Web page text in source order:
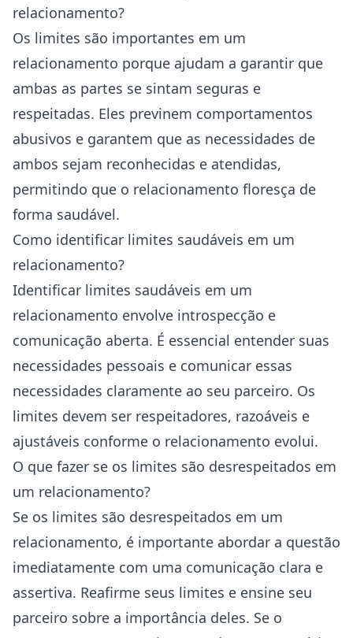
relacionamento?
Os limites são importantes em um
relacionamento porque ajudam a garantir que
ambas as partes se sintam seguras e
respeitadas. Eles previnem comportamentos
abusivos e garantem que as necessidades de
ambos sejam reconhecidas e atendidas,
permitindo que o relacionamento floresça de
forma saudável.
Como identificar limites saudáveis em um
relacionamento?
Identificar limites saudáveis em um
relacionamento envolve introspecção e
comunicação aberta. É essencial entender suas
necessidades pessoais e comunicar essas
necessidades claramente ao seu parceiro. Os
limites devem ser respeitadores, razoáveis e
ajustáveis conforme o relacionamento evolui.
O que fazer se os limites são desrespeitados em
um relacionamento?
Se os limites são desrespeitados em um
relacionamento, é importante abordar a questão
imediatamente com uma comunicação clara e
assertiva. Reafirme seus limites e ensine seu
parceiro sobre a importância deles. Se o